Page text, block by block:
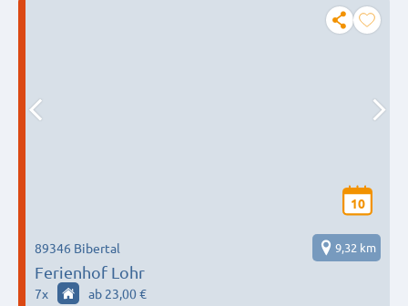
10
Ferienhof Lohr
89346 Bibertal 9,32 km
7x ab 23,00 €